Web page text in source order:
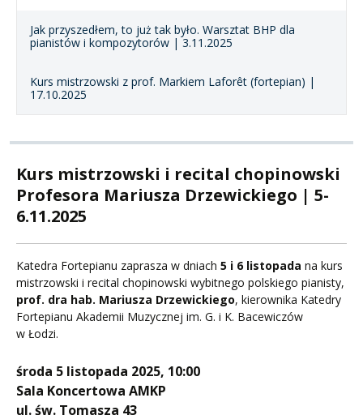
Jak przyszedłem, to już tak było. Warsztat BHP dla
pianistów i kompozytorów | 3.11.2025
Kurs mistrzowski z prof. Markiem Laforêt (fortepian) |
17.10.2025
Kurs mistrzowski i recital chopinowski
Profesora Mariusza Drzewickiego | 5-
6.11.2025
Katedra Fortepianu zaprasza w dniach 5 i 6 listopada na kurs
mistrzowski i recital chopinowski wybitnego polskiego pianisty,
prof. dra hab. Mariusza Drzewickiego, kierownika Katedry
Fortepianu Akademii Muzycznej im. G. i K. Bacewiczów
w Łodzi.
środa 5 listopada 2025, 10:00
Sala Koncertowa AMKP
ul. św. Tomasza 43